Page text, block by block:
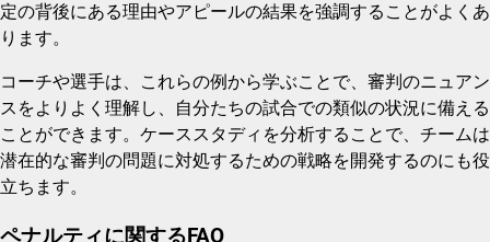
定の背後にある理由やアピールの結果を強調することがよくあ
ります。
コーチや選手は、これらの例から学ぶことで、審判のニュアン
スをよりよく理解し、自分たちの試合での類似の状況に備える
ことができます。ケーススタディを分析することで、チームは
潜在的な審判の問題に対処するための戦略を開発するのにも役
立ちます。
ペナルティに関するFAQ